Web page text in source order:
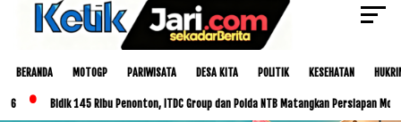
BERANDA MOTOGP PARIWISATA DESA KITA POLITIK KESEHATAN
Bidik 145 Ribu Penonton, ITDC Group dan Polda NTB Matangkan Persiapan MotoGP